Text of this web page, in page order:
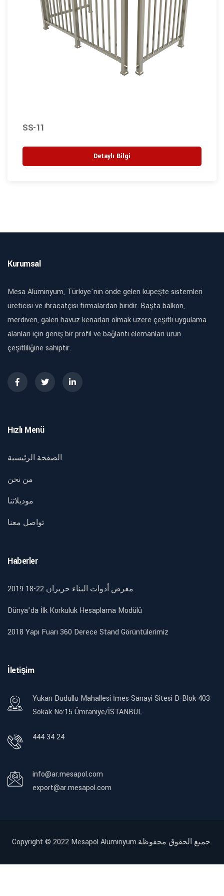
SS-11
Detaylı Bilgi
Kurumsal
Mesa Alüminyum, Türkiye'nin önde gelen küpeşte sistemleri
üreticisi ve ihracatçısı firmalardan biridir. Başta balkon,
merdiven, galeri havuz kenarları olmak üzere çeşitli uygulama
alanları için geniş bir profil ve bağlantı elemanları ürün
çeşitliliğine sahiptir.
Hızlı Menü
الصفحة الرئيسية
من نحن
موديلاتنا
تواصل معنا
Haberler
2019 18-22 معرض أدوات البناء حزيران
Dünya’da İlk Korkuluk Hesaplama Modülü
2018 Yapı Fuarı 360 Derece Stand Görüntülerimiz
İletişim
Yukarı Dudullu Mahallesi İmes Sanayi Sitesi D-Blok 403
Sokak No:15 Ümraniye/İSTANBUL
444 34 24
info@ar.mesapol.com
export@ar.mesapol.com
Copyright © 2022 Mesapol Aluminyum.جميع الحقوق محفوظة.